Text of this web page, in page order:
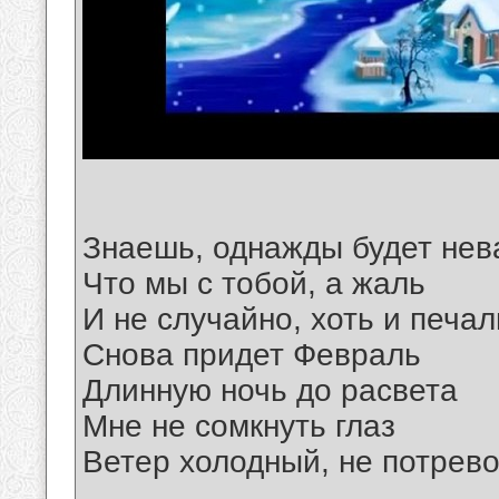
Знаешь, однажды будет
Что мы с тобой, а жаль
И не случайно, хоть и
Снова придет Февраль
Длинную ночь до расвета
Мне не сомкнуть глаз
Ветер холодный, не